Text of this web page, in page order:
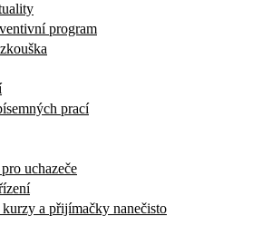
program
prací
uchazeče
a přijímačky nanečisto